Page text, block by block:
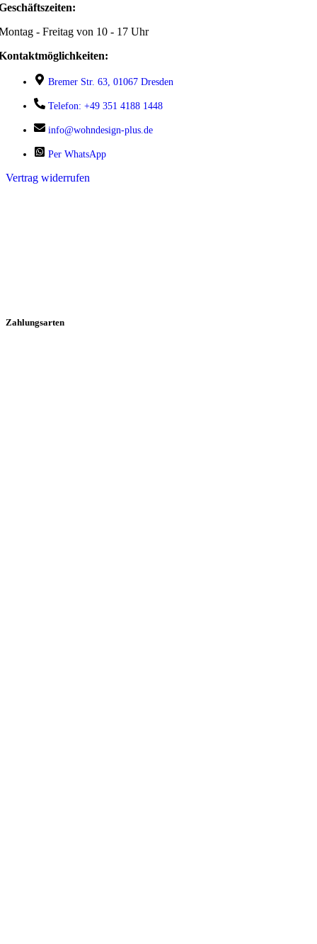
- Freitag von 10 - 17 Uhr
Bremer Str. 63, 01067 Dresden
Telefon: +49 351 4188 1448
info@wohndesign-plus.de
Per WhatsApp
Vertrag widerrufen
Zahlungsarten